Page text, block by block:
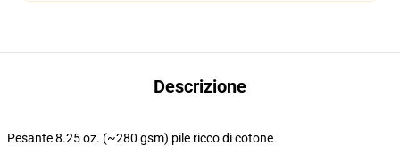
Descrizione
Pesante 8.25 oz. (~280 gsm) pile ricco di cotone